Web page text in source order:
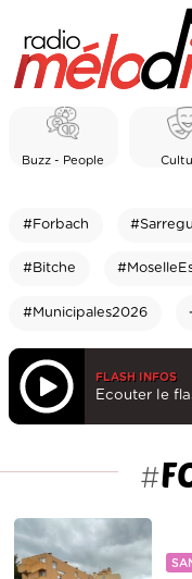
Buzz - People
#Forbach
#Bitche
#Municipales2026
FLASH INFOS
Ecouter le
#